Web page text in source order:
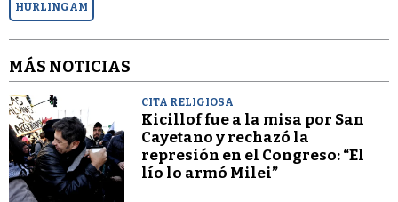
HURLINGAM
MÁS NOTICIAS
CITA RELIGIOSA
Kicillof fue a la misa por San
Cayetano y rechazó la
represión en el Congreso: “El
lío lo armó Milei”